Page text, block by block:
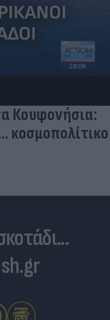
και CONCACAF
FIFA Forward